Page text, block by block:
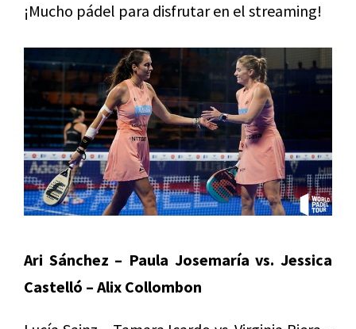
¡Mucho pádel para disfrutar en el streaming!
Ari Sánchez – Paula Josemaría vs. Jessica
Castelló – Alix Collombon